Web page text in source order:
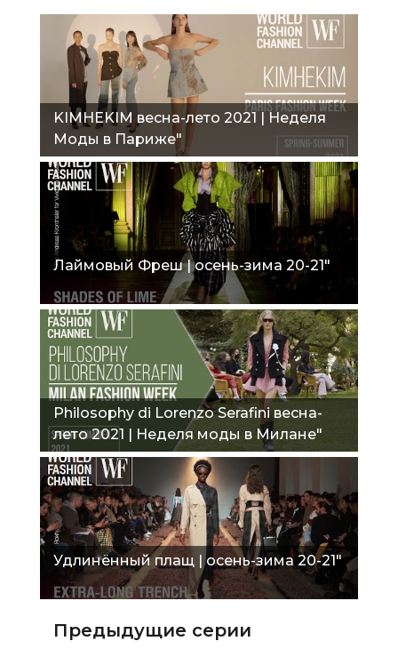
KIMHEKIM весна-лето 2021 | Неделя
Моды в Париже"
Лаймовый Фреш | осень-зима 20-21"
Philosophy di Lorenzo Serafini весна-
лето 2021 | Неделя моды в Милане"
Удлинённый плащ | осень-зима 20-21"
Предыдущие серии